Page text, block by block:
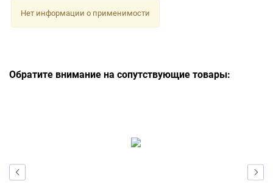
Нет информации о применимости
Обратите внимание на сопутствующие товары: